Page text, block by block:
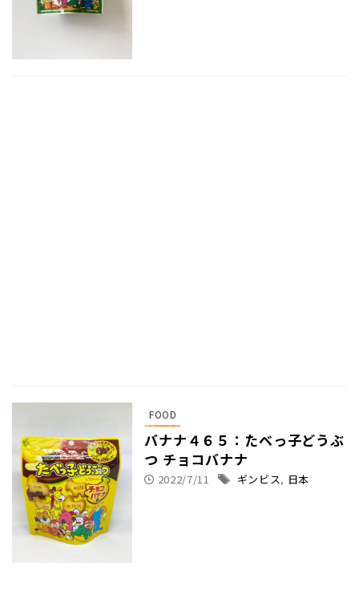
FOOD
バナナ４６５：たべっ子どうぶ
つ チョコバナナ
2022/7/11 ギンビス, 日本